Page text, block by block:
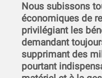
Nous subissons
économiques de
privilégiant les
demandant
supprimant des
pourtant